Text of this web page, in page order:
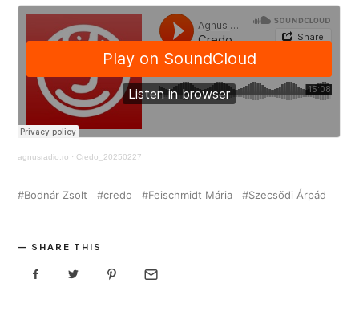
agnusradio.ro · Credo_20250227
Bodnár Zsolt credo Feischmidt Mária Szecsődi Árpád
SHARE THIS